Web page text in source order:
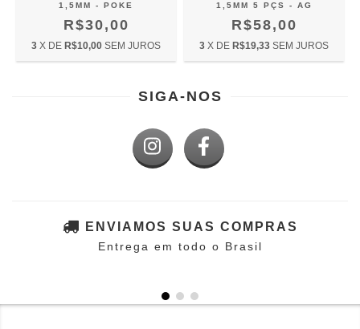
1,5MM - POKE
R$30,00
3 X DE R$10,00 SEM JUROS
1,5MM 5 PÇS - AG
R$58,00
3 X DE R$19,33 SEM JUROS
SIGA-NOS
ENVIAMOS SUAS COMPRAS
Entrega em todo o Brasil